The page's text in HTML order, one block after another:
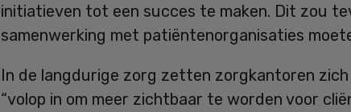
initiatieven tot een succes te maken. Dit zou
samenwerking met patiëntenorganisaties
In de langdurige zorg zetten zorgkantoren zich
“volop in om meer zichtbaar te worden voor